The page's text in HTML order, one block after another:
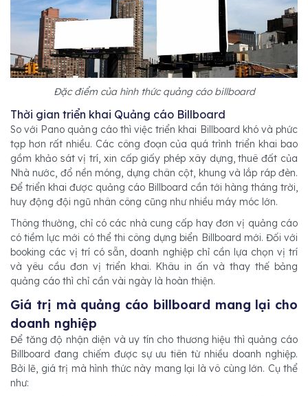
Đặc điểm của hình thức quảng cáo billboard
Thời gian triển khai Quảng cáo Billboard
So với Pano quảng cáo thì việc triển khai Billboard khó và phức
tạp hơn rất nhiều. Các công đoạn của quá trình triển khai bao
gồm khảo sát vị trí, xin cấp giấy phép xây dựng, thuê đất của
Nhà nước, đổ nền móng, dựng chân cột, khung và lắp ráp đèn.
Để triển khai được quảng cáo Billboard cần tới hàng tháng trời,
huy động đội ngũ nhân công cũng như nhiều máy móc lớn.
Thông thường, chỉ có các nhà cung cấp hay đơn vị quảng cáo
có tiềm lực mới có thể thi công dựng biển Billboard mới. Đối với
booking các vị trí có sẵn, doanh nghiệp chỉ cần lựa chọn vị trí
và yêu cầu đơn vị triển khai. Khâu in ấn và thay thế bảng
quảng cáo thì chỉ cần vài ngày là hoàn thiện.
Giá trị mà quảng cáo billboard mang lại cho
doanh nghiệp
Để tăng độ nhận diện và uy tín cho thương hiệu thì quảng cáo
Billboard đang chiếm được sự ưu tiên từ nhiều doanh nghiệp.
Bởi lẽ, giá trị mà hình thức này mang lại là vô cùng lớn. Cụ thể
như: